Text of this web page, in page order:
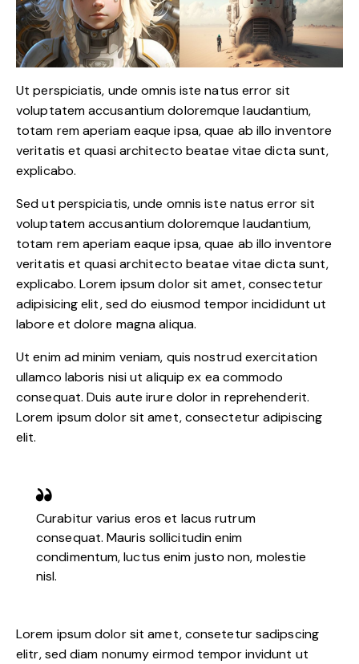
Ut perspiciatis, unde omnis iste natus error sit
voluptatem accusantium doloremque laudantium,
totam rem aperiam eaque ipsa, quae ab illo inventore
veritatis et quasi architecto beatae vitae dicta sunt,
explicabo.
Sed ut perspiciatis, unde omnis iste natus error sit
voluptatem accusantium doloremque laudantium,
totam rem aperiam eaque ipsa, quae ab illo inventore
veritatis et quasi architecto beatae vitae dicta sunt,
explicabo. Lorem ipsum dolor sit amet, consectetur
adipisicing elit, sed do eiusmod tempor incididunt ut
labore et dolore magna aliqua.
Ut enim ad minim veniam, quis nostrud exercitation
ullamco laboris nisi ut aliquip ex ea commodo
consequat. Duis aute irure dolor in reprehenderit.
Lorem ipsum dolor sit amet, consectetur adipiscing
elit.
Curabitur varius eros et lacus rutrum
consequat. Mauris sollicitudin enim
condimentum, luctus enim justo non, molestie
nisl.
Lorem ipsum dolor sit amet, consetetur sadipscing
elitr, sed diam nonumy eirmod tempor invidunt ut